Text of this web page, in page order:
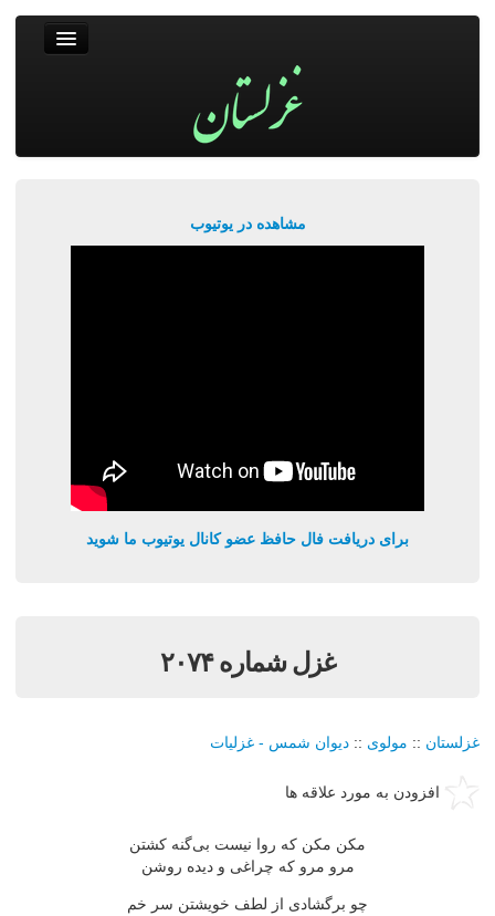
مشاهده در یوتیوب
برای دریافت فال حافظ عضو کانال یوتیوب ما شوید
غزل شماره ۲۰۷۴
غزلستان :: مولوی :: دیوان شمس - غزلیات
افزودن به مورد علاقه ها
مكن مكن كه روا نیست بی‌گنه كشتن
مرو مرو كه چراغی و دیده روشن
چو برگشادی از لطف خویشتن سر خم